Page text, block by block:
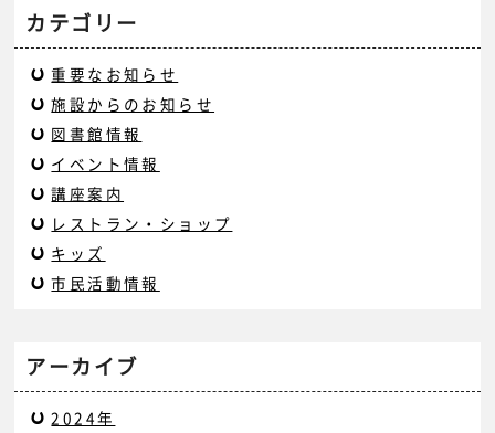
カテゴリー
重要なお知らせ
施設からのお知らせ
図書館情報
イベント情報
講座案内
レストラン・ショップ
キッズ
市民活動情報
アーカイブ
2024年